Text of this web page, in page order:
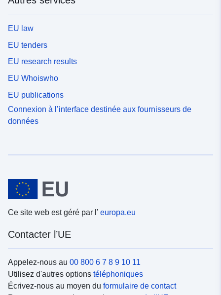
EU law
EU tenders
EU research results
EU Whoiswho
EU publications
Connexion à l’interface destinée aux fournisseurs de
données
Ce site web est géré par l’ europa.eu
Contacter l’UE
Appelez-nous au 00 800 6 7 8 9 10 11
Utilisez d'autres options téléphoniques
Écrivez-nous au moyen du formulaire de contact